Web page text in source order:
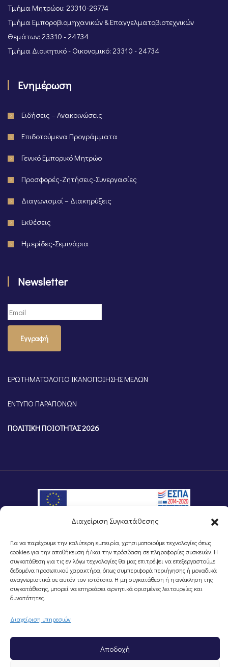
Διαχείριση Συγκατάθεσης
Για να παρέχουμε την καλύτερη εμπειρία, χρησιμοποιούμε τεχνολογίες όπως
cookies για την αποθήκευση ή/και την πρόσβαση σε πληροφορίες συσκευών. Η
συγκατάθεση για τις εν λόγω τεχνολογίες θα μας επιτρέψει να επεξεργαστούμε
δεδομένα προσωπικού χαρακτήρα, όπως συμπεριφορά περιήγησης ή μοναδικά
αναγνωριστικά σε αυτόν τον ιστότοπο. Η μη συγκατάθεση ή η ανάκληση της
συγκατάθεσης, μπορεί να επηρεάσει αρνητικά ορισμένες λειτουργίες και
δυνατότητες.
Διαχείριση υπηρεσιών
Αποδοχή
Τμήμα Μητρώου: 23310-29774
Τμήμα Εμποροβιομηχανικών & Επαγγελματοβιοτεχνικών
Θεμάτων: 23310 - 24734
Τμήμα Διοικητικό - Οικονομικό: 23310 - 24734
Ενημέρωση
Ειδήσεις – Ανακοινώσεις
Επιδοτούμενα Προγράμματα
Γενικό Εμπορικό Μητρώο
Προσφορές-Ζητήσεις-Συνεργασίες
Διαγωνισμοί – Διακηρύξεις
Εκθέσεις
Ημερίδες-Σεμινάρια
Newsletter
Εγγραφή
ΕΡΩΤΗΜΑΤΟΛΟΓΙΟ ΙΚΑΝΟΠΟΙΗΣΗΣ ΜΕΛΩΝ
ΕΝΤΥΠΟ ΠΑΡΑΠΟΝΩΝ
ΠΟΛΙΤΙΚΗ ΠΟΙΟΤΗΤΑΣ 2026
©Portal Επιμελητηρίου Ημαθίας, Powered byKnowledge A.E.